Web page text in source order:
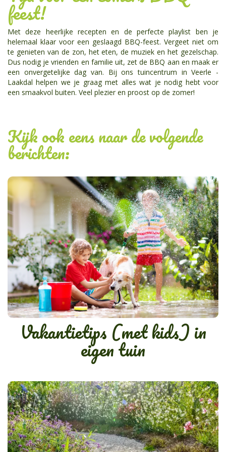
feest!
Met deze heerlijke recepten en de perfecte playlist ben je
helemaal klaar voor een geslaagd BBQ-feest. Vergeet niet om
te genieten van de zon, het eten, de muziek en het gezelschap.
Dus nodig je vrienden en familie uit, zet de BBQ aan en maak er
een onvergetelijke dag van. Bij ons tuincentrum in Veerle -
Laakdal helpen we je graag met alles wat je nodig hebt voor
een smaakvol buiten. Veel plezier en proost op de zomer!
Kijk ook eens naar de volgende
berichten:
Vakantietips (met kids) in
eigen tuin